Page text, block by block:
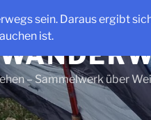
sein. Daraus ergibt
ist.
– Sammelwerk über